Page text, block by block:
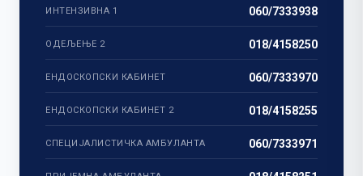
ИНТЕНЗИВНА 1 060/7333938
ОДЕЉЕЊЕ 2 018/4158250
ЕНДОСКОПСКИ КАБИНЕТ 060/7333970
ЕНДОСКОПСКИ КАБИНЕТ 2 018/4158255
СПЕЦИЈАЛИСТИЧКА АМБУЛАНТА 060/7333971